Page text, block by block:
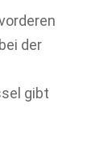
der
gibt